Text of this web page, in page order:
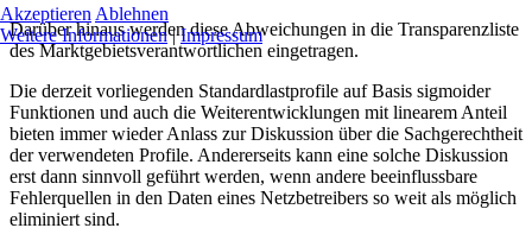
Darüber hinaus werden diese Abweichungen in die Transparenzliste
des Marktgebietsverantwortlichen eingetragen.
Die derzeit vorliegenden Standardlastprofile auf Basis sigmoider
Funktionen und auch die Weiterentwicklungen mit linearem Anteil
bieten immer wieder Anlass zur Diskussion über die Sachgerechtheit
der verwendeten Profile. Andererseits kann eine solche Diskussion
erst dann sinnvoll geführt werden, wenn andere beeinflussbare
Fehlerquellen in den Daten eines Netzbetreibers so weit als möglich
eliminiert sind.
Akzeptieren Ablehnen
Weitere Informationen|Impressum